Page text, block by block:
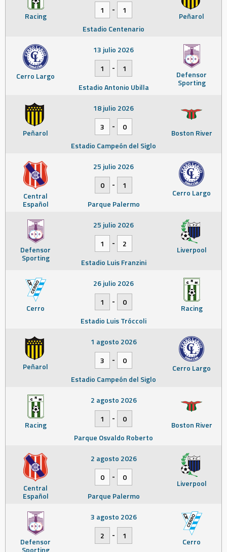
Racing Peñarol
1
-
1
Estadio Centenario
Cerro Largo Defensor
Sporting
13 julio 2026
1
-
1
Estadio Antonio Ubilla
Peñarol Boston River
18 julio 2026
3
-
0
Estadio Campeón del Siglo
Central
Español
Cerro Largo
25 julio 2026
0
-
1
Parque Palermo
Defensor
Sporting
Liverpool
25 julio 2026
1
-
2
Estadio Luis Franzini
Cerro Racing
26 julio 2026
1
-
0
Estadio Luis Tróccoli
Peñarol Cerro Largo
1 agosto 2026
3
-
0
Estadio Campeón del Siglo
Racing Boston River
2 agosto 2026
1
-
0
Parque Osvaldo Roberto
Central
Español
Liverpool
2 agosto 2026
0
-
0
Parque Palermo
Defensor
Sporting
Cerro
3 agosto 2026
2
-
1